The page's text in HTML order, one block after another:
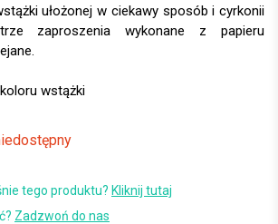
ułożonej w ciekawy sposób i cyrkonii
zaproszenia wykonane z papieru
tego produktu? Kliknij tutaj
Zadzwoń do nas